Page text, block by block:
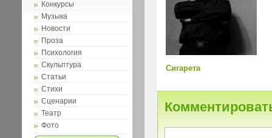
Конкурсы
Музыка
Новости
Проза
Психология
Скульптура
Статьи
Стихи
Сценарии
Театр
Фото
Сигарета